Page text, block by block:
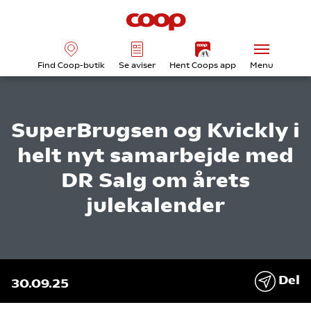
Find Coop-butik Se aviser Hent Coops app Menu
SuperBrugsen og Kvickly i
helt nyt samarbejde med
DR Salg om årets
julekalender
30.09.25 Del